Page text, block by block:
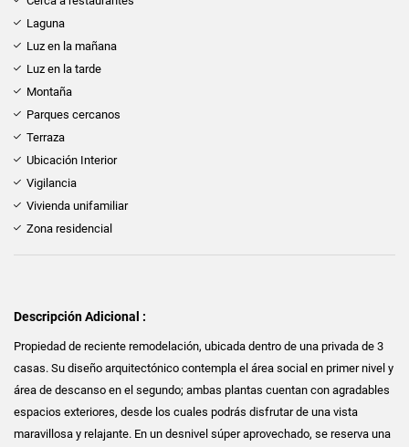
Laguna
Luz en la mañana
Luz en la tarde
Montaña
Parques cercanos
Terraza
Ubicación Interior
Vigilancia
Vivienda unifamiliar
Zona residencial
Descripción Adicional :
Propiedad de reciente remodelación, ubicada dentro de una privada de 3
casas. Su diseño arquitectónico contempla el área social en primer nivel y
área de descanso en el segundo; ambas plantas cuentan con agradables
espacios exteriores, desde los cuales podrás disfrutar de una vista
maravillosa y relajante. En un desnivel súper aprovechado, se reserva una